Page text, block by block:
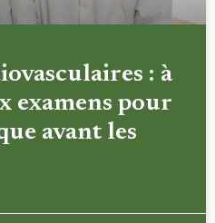
: à
examens pour
avant les